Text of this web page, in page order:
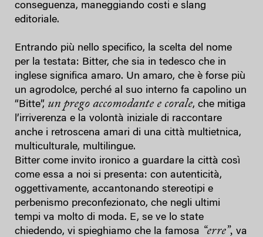
conseguenza, maneggiando costi e slang
editoriale.
Entrando più nello specifico, la scelta del nome
per la testata: Bitter, che sia in tedesco che in
inglese significa amaro. Un amaro, che è forse più
un agrodolce, perché al suo interno fa capolino un
“Bitte”, un prego accomodante e corale, che mitiga
l’irriverenza e la volontà iniziale di raccontare
anche i retroscena amari di una città multietnica,
multiculturale, multilingue.
Bitter come invito ironico a guardare la città così
come essa a noi si presenta: con autenticità,
oggettivamente, accantonando stereotipi e
perbenismo preconfezionato, che negli ultimi
tempi va molto di moda. E, se ve lo state
chiedendo, vi spieghiamo che la famosa “erre”, va